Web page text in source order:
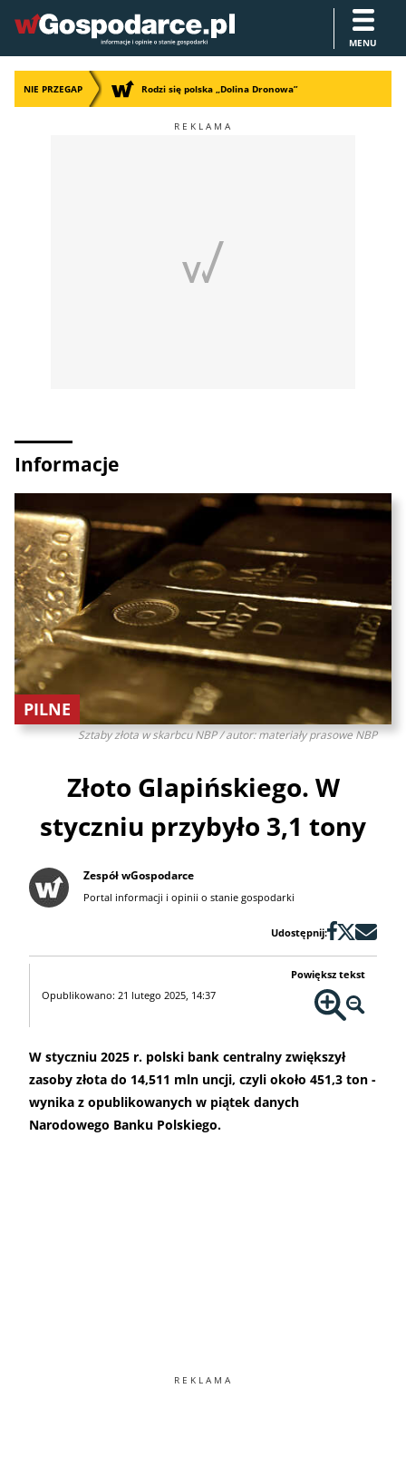
MENU
NIE PRZEGAP Rodzi się polska „Dolina Dronowa”
Informacje
Sztaby złota w skarbcu NBP / autor: materiały prasowe NBP
PILNE
Złoto Glapińskiego. W
styczniu przybyło 3,1 tony
Zespół wGospodarce
Portal informacji i opinii o stanie gospodarki
Udostępnij:
Opublikowano: 21 lutego 2025, 14:37
Powiększ tekst
W styczniu 2025 r. polski bank centralny zwiększył
zasoby złota do 14,511 mln uncji, czyli około 451,3 ton -
wynika z opublikowanych w piątek danych
Narodowego Banku Polskiego.
REKLAMA